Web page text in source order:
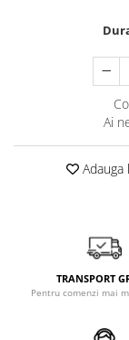
Solutie de
calcar
Tratament
pentru par,
Vata demachianta
Ai
Adauga
TRANSPORT
Pentru comenzi mai